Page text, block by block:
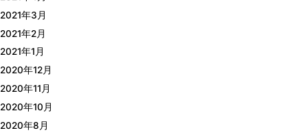
2021年3月
2021年2月
2021年1月
2020年12月
2020年11月
2020年10月
2020年8月